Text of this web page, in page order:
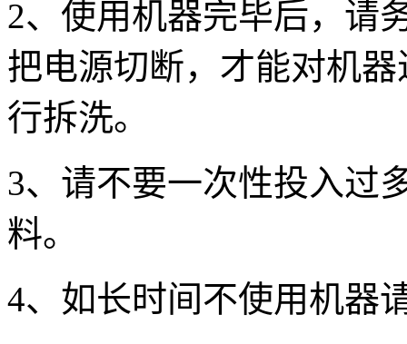
2、使用机器完毕后，请
把电源切断，才能对机器
行拆洗。
3、请不要一次性投入过
料。
4、如长时间不使用机器